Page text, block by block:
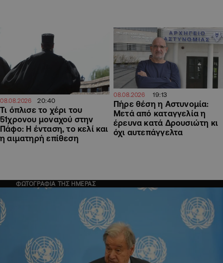
08.08.2026 20:40
Τι όπλισε το χέρι του
51χρονου μοναχού στην
Πάφο: Η ένταση, το κελί και
η αιματηρή επίθεση
08.08.2026 19:13
Πήρε θέση η Αστυνομία:
Μετά από καταγγελία η
έρευνα κατά Δρουσιώτη κι
όχι αυτεπάγγελτα
ΦΩΤΟΓΡΑΦΙΑ ΤΗΣ ΗΜΕΡΑΣ